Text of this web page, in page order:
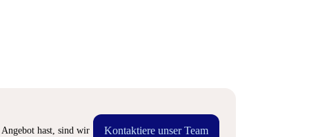
Angebot hast, sind wir Kontaktiere unser Team